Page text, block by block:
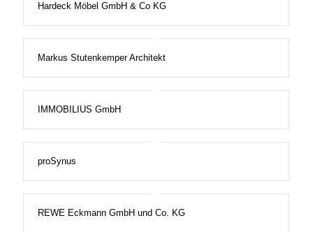
Hardeck Möbel GmbH & Co KG
Markus Stutenkemper Architekt
IMMOBILIUS GmbH
proSynus
REWE Eckmann GmbH und Co. KG